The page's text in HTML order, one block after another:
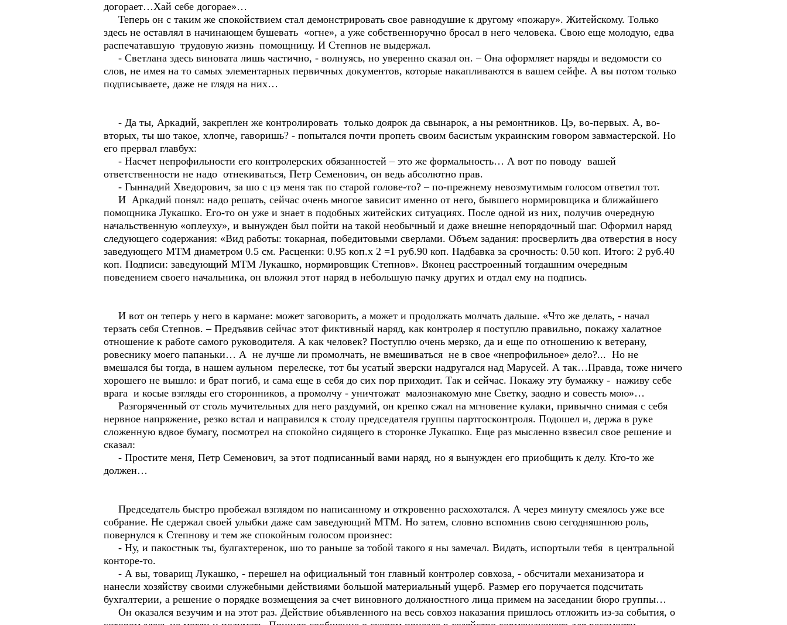
догорает…Хай себе догорае»…
Теперь он с таким же спокойствием стал демонстрировать свое равнодушие к другому «пожару». Житейскому. Только
здесь не оставлял в начинающем бушевать «огне», а уже собственноручно бросал в него человека. Свою еще молодую, едва
распечатавшую трудовую жизнь помощницу. И Степнов не выдержал.
- Светлана здесь виновата лишь частично, - волнуясь, но уверенно сказал он. – Она оформляет наряды и ведомости со
слов, не имея на то самых элементарных первичных документов, которые накапливаются в вашем сейфе. А вы потом только
подписываете, даже не глядя на них…
- Да ты, Аркадий, закреплен же контролировать только доярок да свынарок, а ны ремонтников. Цэ, во-первых. А, во-
вторых, ты шо такое, хлопче, гаворишь? - попытался почти пропеть своим басистым украинским говором завмастерской. Но
его прервал главбух:
- Насчет непрофильности его контролерских обязанностей – это же формальность… А вот по поводу вашей
ответственности не надо отнекиваться, Петр Семенович, он ведь абсолютно прав.
- Гыннадий Хведорович, за шо с цэ меня так по старой голове-то? – по-прежнему невозмутимым голосом ответил тот.
И Аркадий понял: надо решать, сейчас очень многое зависит именно от него, бывшего нормировщика и ближайшего
помощника Лукашко. Его-то он уже и знает в подобных житейских ситуациях. После одной из них, получив очередную
начальственную «оплеуху», и вынужден был пойти на такой необычный и даже внешне непорядочный шаг. Оформил наряд
следующего содержания: «Вид работы: токарная, победитовыми сверлами. Объем задания: просверлить два отверстия в носу
заведующего МТМ диаметром 0.5 см. Расценки: 0.95 коп.х 2 =1 руб.90 коп. Надбавка за срочность: 0.50 коп. Итого: 2 руб.40
коп. Подписи: заведующий МТМ Лукашко, нормировщик Степнов». Вконец расстроенный тогдашним очередным
поведением своего начальника, он вложил этот наряд в небольшую пачку других и отдал ему на подпись.
И вот он теперь у него в кармане: может заговорить, а может и продолжать молчать дальше. «Что же делать, - начал
терзать себя Степнов. – Предъявив сейчас этот фиктивный наряд, как контролер я поступлю правильно, покажу халатное
отношение к работе самого руководителя. А как человек? Поступлю очень мерзко, да и еще по отношению к ветерану,
ровеснику моего папаньки… А не лучше ли промолчать, не вмешиваться не в свое «непрофильное» дело?... Но не
вмешался бы тогда, в нашем аульном перелеске, тот бы усатый зверски надругался над Марусей. А так…Правда, тоже ничего
хорошего не вышло: и брат погиб, и сама еще в себя до сих пор приходит. Так и сейчас. Покажу эту бумажку - наживу себе
врага и косые взгляды его сторонников, а промолчу - уничтожат малознакомую мне Светку, заодно и совесть мою»…
Разгоряченный от столь мучительных для него раздумий, он крепко сжал на мгновение кулаки, привычно снимая с себя
нервное напряжение, резко встал и направился к столу председателя группы партгосконтроля. Подошел и, держа в руке
сложенную вдвое бумагу, посмотрел на спокойно сидящего в сторонке Лукашко. Еще раз мысленно взвесил свое решение и
сказал:
- Простите меня, Петр Семенович, за этот подписанный вами наряд, но я вынужден его приобщить к делу. Кто-то же
должен…
Председатель быстро пробежал взглядом по написанному и откровенно расхохотался. А через минуту смеялось уже все
собрание. Не сдержал своей улыбки даже сам заведующий МТМ. Но затем, словно вспомнив свою сегодняшнюю роль,
повернулся к Степнову и тем же спокойным голосом произнес:
- Ну, и пакостнык ты, булгахтеренок, шо то раньше за тобой такого я ны замечал. Видать, испортыли тебя в центральной
конторе-то.
- А вы, товарищ Лукашко, - перешел на официальный тон главный контролер совхоза, - обсчитали механизатора и
нанесли хозяйству своими служебными действиями большой материальный ущерб. Размер его поручается подсчитать
бухгалтерии, а решение о порядке возмещения за счет виновного должностного лица примем на заседании бюро группы…
Он оказался везучим и на этот раз. Действие объявленного на весь совхоз наказания пришлось отложить из-за события, о